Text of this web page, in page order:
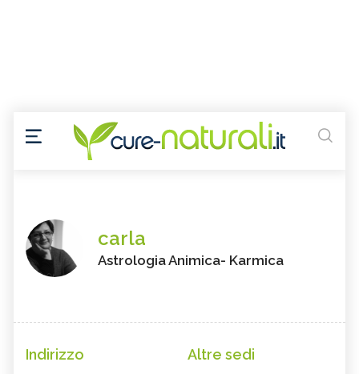
carla
Astrologia Animica- Karmica
Indirizzo Altre sedi